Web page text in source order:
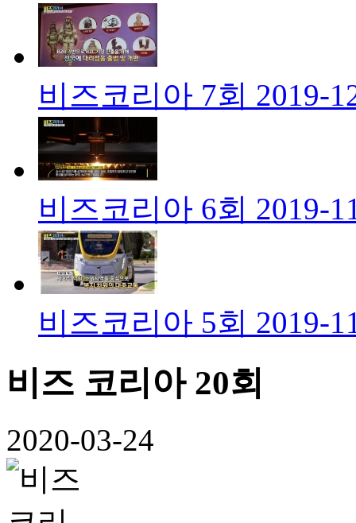
비즈코리아 7회 2019-
비즈코리아 6회 2019-
비즈코리아 5회 2019-
비즈 코리아 20회
2020-03-24